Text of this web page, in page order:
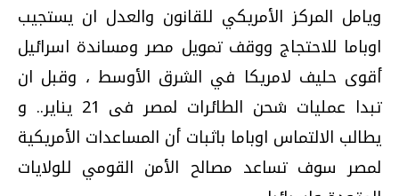
ويامل المركز الأمريكي للقانون والعدل ان يستجيب
اوباما للاحتجاج ووقف تمويل مصر ومساندة اسرائيل
أقوى حليف لامريكا في الشرق الأوسط ، وقبل ان
تبدا عمليات شحن الطائرات لمصر فى 21 يناير.. و
يطالب الالتماس اوباما باثبات أن المساعدات الأمريكية
لمصر سوف تساعد مصالح الأمن القومي للولايات